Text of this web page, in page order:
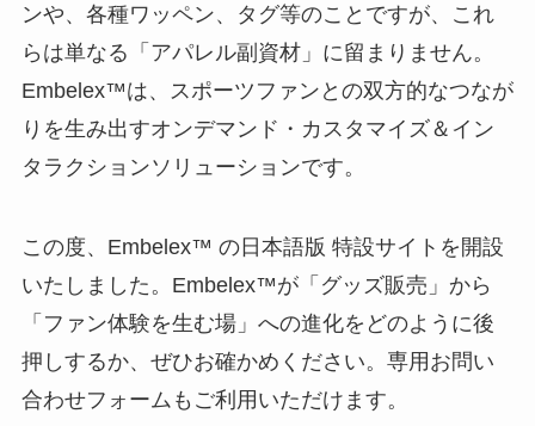
ンや、各種ワッペン、タグ等のことですが、これ
らは単なる「アパレル副資材」に留まりません。
Embelex™は、スポーツファンとの双方的なつなが
りを生み出すオンデマンド・カスタマイズ＆イン
タラクションソリューションです。
この度、Embelex™ の日本語版 特設サイトを開設
いたしました。Embelex™が「グッズ販売」から
「ファン体験を生む場」への進化をどのように後
押しするか、ぜひお確かめください。専用お問い
合わせフォームもご利用いただけます。